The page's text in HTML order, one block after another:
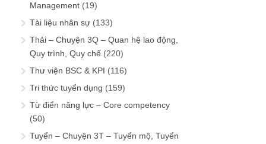
Management (19)
Tài liệu nhân sự (133)
Thải – Chuyện 3Q – Quan hệ lao động,
Quy trình, Quy chế (220)
Thư viện BSC & KPI (116)
Tri thức tuyển dụng (159)
Từ điển năng lực – Core competency
(50)
Tuyển – Chuyện 3T – Tuyển mộ, Tuyển